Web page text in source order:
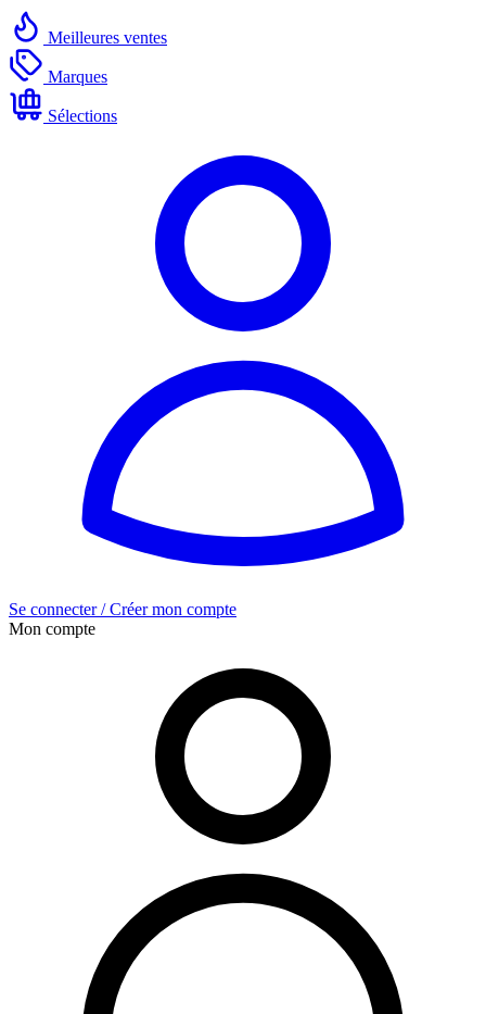
Meilleures ventes
Marques
Sélections
Se connecter / Créer mon compte
Mon compte